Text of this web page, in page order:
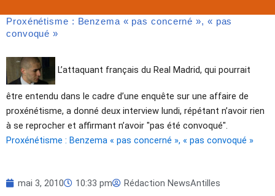
Proxénétisme : Benzema « pas concerné », « pas
convoqué »
L’attaquant français du Real Madrid, qui pourrait
être entendu dans le cadre d’une enquête sur une affaire de
proxénétisme, a donné deux interview lundi, répétant n’avoir rien
à se reprocher et affirmant n’avoir "pas été convoqué".
Proxénétisme : Benzema « pas concerné », « pas convoqué »
mai 3, 2010 10:33 pm Rédaction NewsAntilles